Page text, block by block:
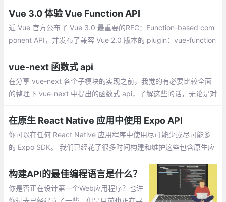
re API 。
Vue 3.0 体验 Vue Function API
近 Vue 官方公布了 Vue 3.0 最重要的RFC：Function-based com
ponent API，并发布了兼容 Vue 2.0 版本的 plugin：vue-function
nt API
vue-next 函数式 api
在分享 vue-next 各个子模块的实现之前，我觉的有必要比较全面
的整理下 vue-next 中提出的函数式 api，了解这些的话，无论是对
定的辅助作用
在原生 React Native 应用中使用 Expo API
你可以在任何 React Native 应用程序中使用尽可能少或尽可能多
的 Expo SDK。 我们已经花了很多时间构建和维护这些包含原生应
生态共享这些 API
构建API的最佳编程语言是什么？
你是否正在设计第一个Web应用程序？也许